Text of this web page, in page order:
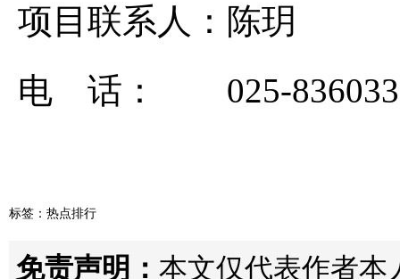
项目联系人：陈玥
电 话： 025-
标签： 热点排行
免责声明： 本文仅代表作者本